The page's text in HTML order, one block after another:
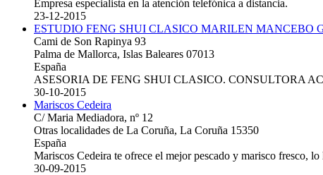
Empresa especialista en la atención telefónica a distancia.
23-12-2015
ESTUDIO FENG SHUI CLASICO MARILEN MANCEBO
Cami de Son Rapinya 93
Palma de Mallorca, Islas Baleares 07013
España
ASESORIA DE FENG SHUI CLASICO. CONSULTORA
30-10-2015
Mariscos Cedeira
C/ Maria Mediadora, nº 12
Otras localidades de La Coruña, La Coruña 15350
España
Mariscos Cedeira te ofrece el mejor pescado y marisco fresco, lo
30-09-2015